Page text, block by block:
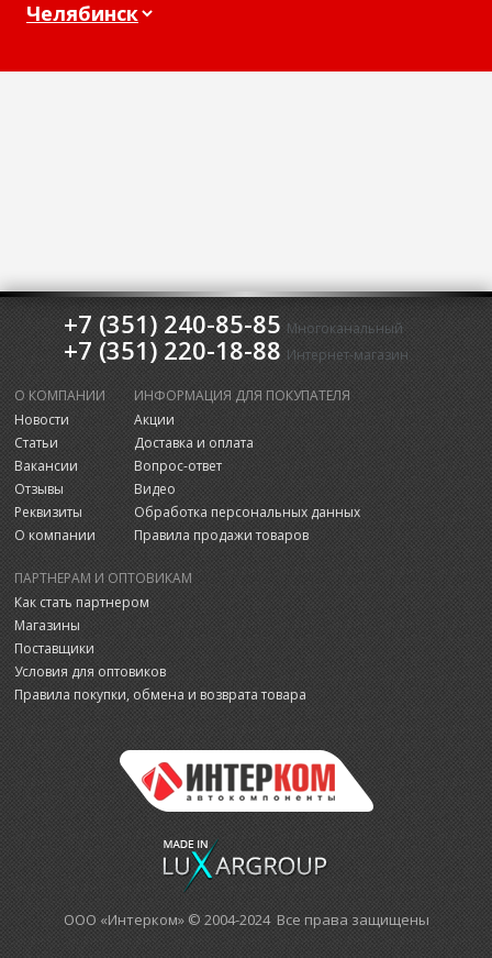
+7 (351) 240-85-85 Многоканальный
+7 (351) 220-18-88 Интернет-магазин
О КОМПАНИИ
Новости
Статьи
Вакансии
Отзывы
Реквизиты
О компании
ИНФОРМАЦИЯ ДЛЯ ПОКУПАТЕЛЯ
Акции
Доставка и оплата
Вопрос-ответ
Видео
Обработка персональных данных
Правила продажи товаров
ПАРТНЕРАМ И ОПТОВИКАМ
Как стать партнером
Магазины
Поставщики
Условия для оптовиков
Правила покупки, обмена и возврата товара
ООО «Интерком» © 2004-2024 Все права защищены